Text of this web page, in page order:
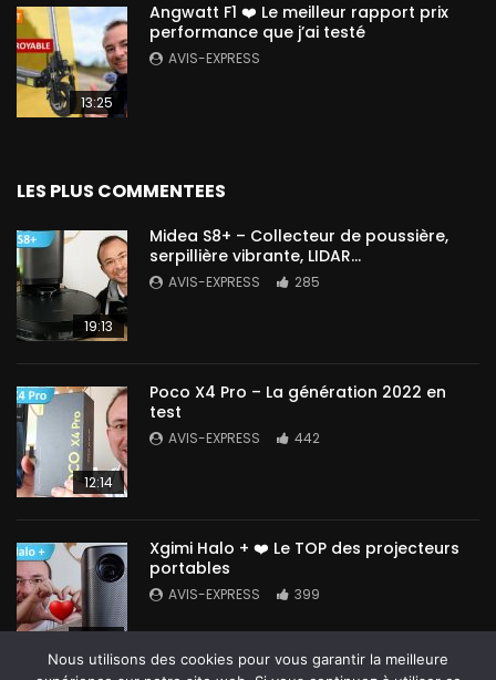
13:25
Angwatt F1 ❤️ Le meilleur rapport prix
performance que j’ai testé
AVIS-EXPRESS
LES PLUS COMMENTEES
19:13
Midea S8+ – Collecteur de poussière,
serpillière vibrante, LIDAR…
AVIS-EXPRESS 285
12:14
Poco X4 Pro – La génération 2022 en
test
AVIS-EXPRESS 442
Xgimi Halo + ❤️ Le TOP des projecteurs
portables
AVIS-EXPRESS 399
Nous utilisons des cookies pour vous garantir la meilleure